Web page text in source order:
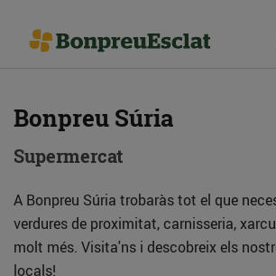
Bonpreu Súria
Supermercat
A Bonpreu Súria trobaràs tot el que
verdures de proximitat, carnisseria,
molt més. Visita'ns i descobreix els
locals!